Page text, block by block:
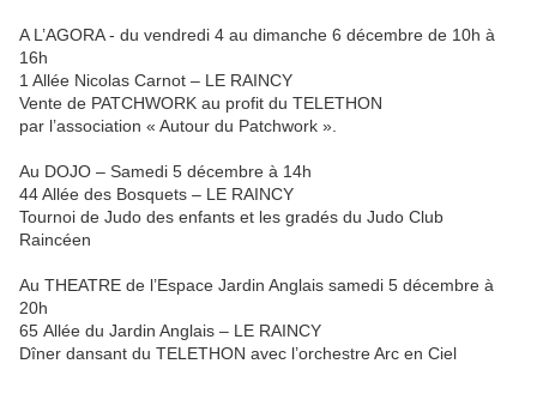
A L’AGORA - du vendredi 4 au dimanche 6 décembre de 10h à
16h
1 Allée Nicolas Carnot – LE RAINCY
Vente de PATCHWORK au profit du TELETHON
par l’association « Autour du Patchwork ».
Au DOJO – Samedi 5 décembre à 14h
44 Allée des Bosquets – LE RAINCY
Tournoi de Judo des enfants et les gradés du Judo Club
Raincéen
Au THEATRE de l’Espace Jardin Anglais samedi 5 décembre à
20h
65 Allée du Jardin Anglais – LE RAINCY
Dîner dansant du TELETHON avec l’orchestre Arc en Ciel